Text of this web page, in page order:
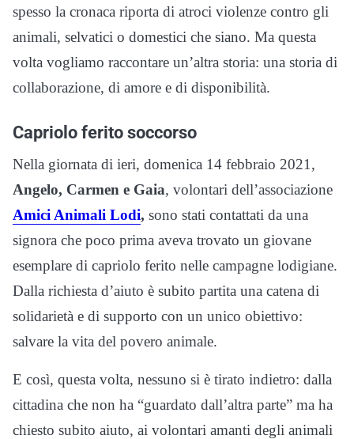
spesso la cronaca riporta di atroci violenze contro gli
animali, selvatici o domestici che siano. Ma questa
volta vogliamo raccontare un’altra storia: una storia di
collaborazione, di amore e di disponibilità.
Capriolo ferito soccorso
Nella giornata di ieri, domenica 14 febbraio 2021,
Angelo, Carmen e Gaia, volontari dell’associazione
Amici Animali Lodi, sono stati contattati da una
signora che poco prima aveva trovato un giovane
esemplare di capriolo ferito nelle campagne lodigiane.
Dalla richiesta d’aiuto è subito partita una catena di
solidarietà e di supporto con un unico obiettivo:
salvare la vita del povero animale.
E così, questa volta, nessuno si è tirato indietro: dalla
cittadina che non ha “guardato dall’altra parte” ma ha
chiesto subito aiuto, ai volontari amanti degli animali